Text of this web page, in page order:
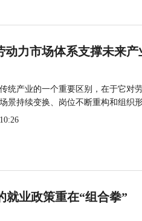
动力市场体系支撑未来产
统产业的一个重要区别，在于它对
景持续变换、岗位不断重构和组织
就业政策重在“组合拳”